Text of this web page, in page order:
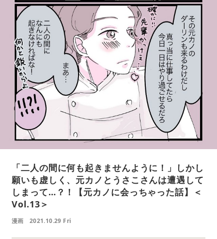
「二人の間に何も起きませんように！」しかし
願いも虚しく、元カノとうさこさんは遭遇して
しまって…？！【元カノに会っちゃった話】＜
Vol.13＞
漫画 2021.10.29 Fri